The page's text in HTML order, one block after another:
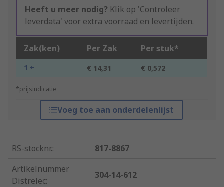
Heeft u meer nodig? Klik op 'Controleer
leverdata' voor extra voorraad en levertijden.
Zak(ken) Per Zak Per stuk*
1 + € 14,31 € 0,572
*prijsindicatie
Voeg toe aan onderdelenlijst
RS-stocknr.:
817-8867
Artikelnummer
Distrelec:
304-14-612